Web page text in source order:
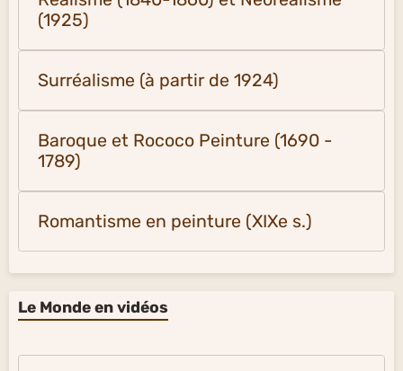
(1925)
Surréalisme (à partir de 1924)
Baroque et Rococo Peinture (1690 -
1789)
Romantisme en peinture (XIXe s.)
Le Monde en vidéos